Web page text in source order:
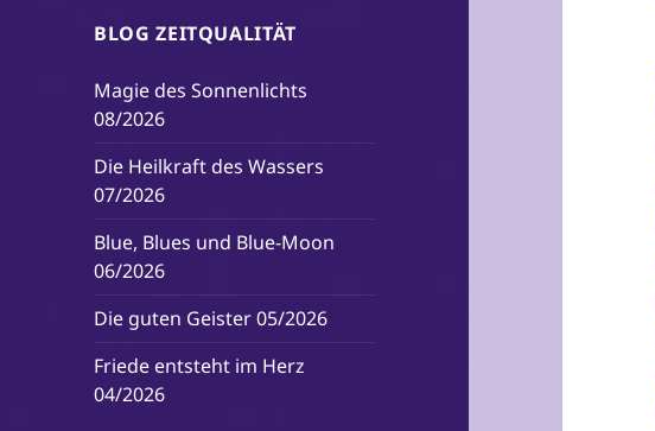
BLOG ZEITQUALITÄT
Magie des Sonnenlichts
08/2026
Die Heilkraft des Wassers
07/2026
Blue, Blues und Blue-Moon
06/2026
Die guten Geister 05/2026
Friede entsteht im Herz
04/2026